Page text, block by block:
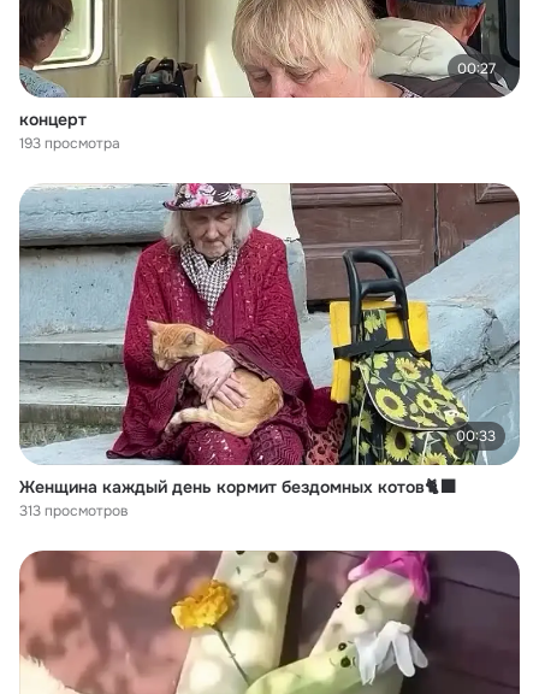
00:27
концерт
193 просмотра
00:33
Женщина каждый день кормит бездомных котов🐈‍⬛
313 просмотров